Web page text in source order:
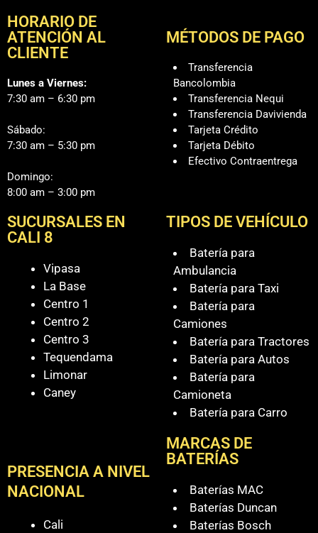
HORARIO DE
ATENCIÓN AL
CLIENTE
Lunes a Viernes:
7:30 am – 6:30 pm
Sábado:
7:30 am – 5:30 pm
Domingo:
8:00 am – 3:00 pm
MÉTODOS DE PAGO
Transferencia
Bancolombia
Transferencia Nequi
Transferencia Davivienda
Tarjeta Crédito
Tarjeta Débito
Efectivo Contraentrega
SUCURSALES EN
CALI 8
Vipasa
La Base
Centro 1
Centro 2
Centro 3
Tequendama
Limonar
Caney
PRESENCIA A NIVEL
NACIONAL
Cali
TIPOS DE VEHÍCULO
Batería para
Ambulancia
Batería para Taxi
Batería para
Camiones
Batería para Tractores
Batería para Autos
Batería para
Camioneta
Batería para Carro
MARCAS DE
BATERÍAS
Baterías MAC
Baterías Duncan
Baterías Bosch